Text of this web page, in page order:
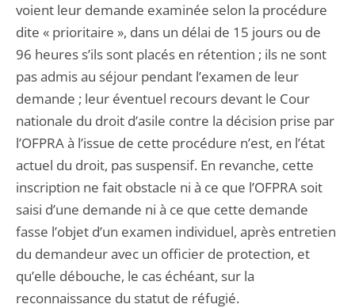
voient leur demande examinée selon la procédure
dite « prioritaire », dans un délai de 15 jours ou de
96 heures s’ils sont placés en rétention ; ils ne sont
pas admis au séjour pendant l’examen de leur
demande ; leur éventuel recours devant le Cour
nationale du droit d’asile contre la décision prise par
l’OFPRA à l’issue de cette procédure n’est, en l’état
actuel du droit, pas suspensif. En revanche, cette
inscription ne fait obstacle ni à ce que l’OFPRA soit
saisi d’une demande ni à ce que cette demande
fasse l’objet d’un examen individuel, après entretien
du demandeur avec un officier de protection, et
qu’elle débouche, le cas échéant, sur la
reconnaissance du statut de réfugié.